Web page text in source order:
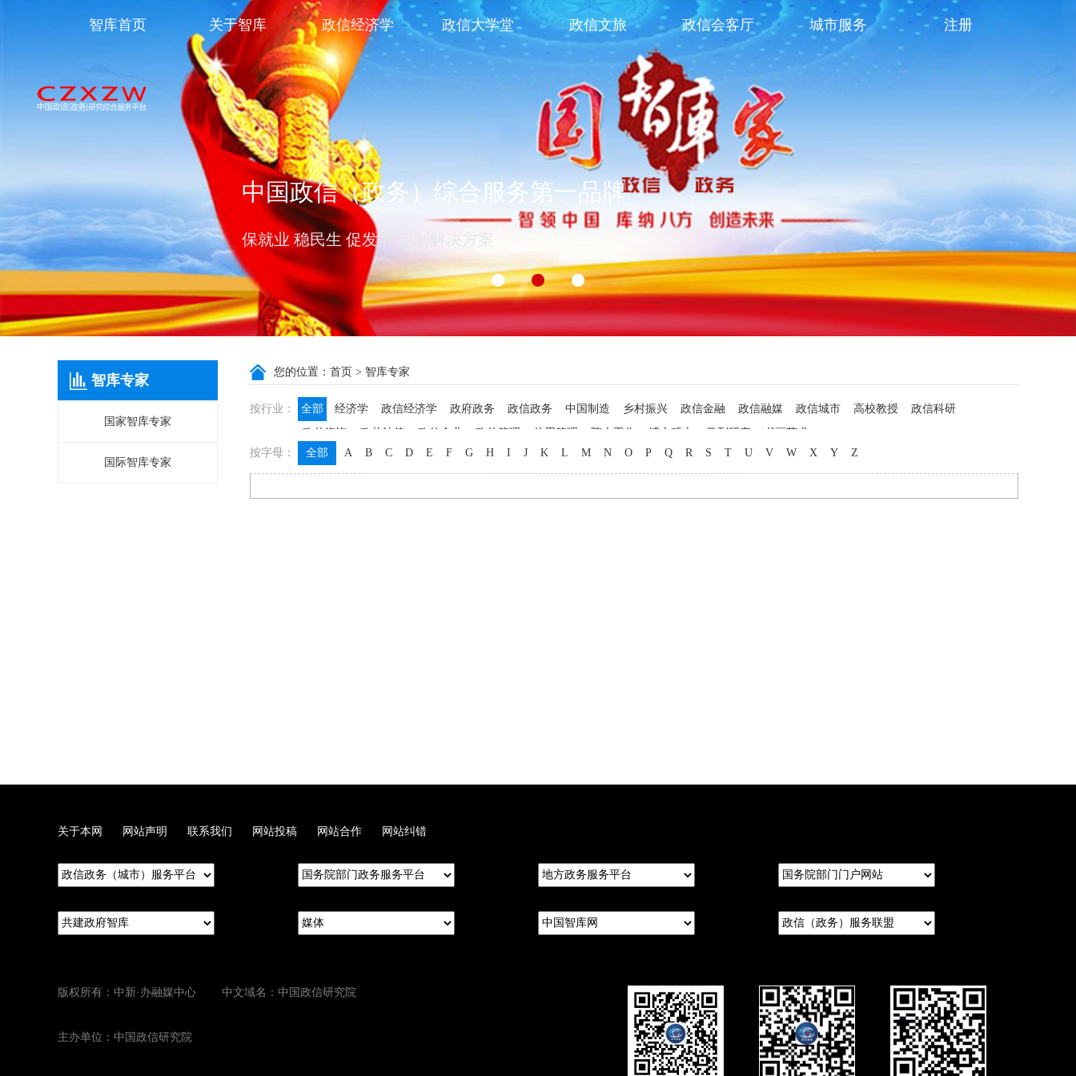
中国政信（政务）综合服务第一品牌
保就业 稳民生 促发展 定制解决方案
智库首页 关于智库 政信经济学 政信大学堂 政信文旅 政信会客厅 城市服务 注册
智库专家
国家智库专家
国际智库专家
您的位置： 首页 > 智库专家
按行业： 全部 经济学 政信经济学 政府政务 政信政务 中国制造 乡村振兴 政信金融 政信融媒 政信城市 高校教授
政信科研
政信咨询
政信法律 政信企业 政信管理 信用管理 院士工作 博士硕士 马列研究
书画艺术
按字母：
全部 A B C D E F G H I J K L M N O P Q R S T U V W X Y Z
关于本网 网站声明 联系我们 网站投稿 网站合作 网站纠错
版权所有：中新·办融媒中心 中文域名：中国政信研究院
主办单位：中国政信研究院